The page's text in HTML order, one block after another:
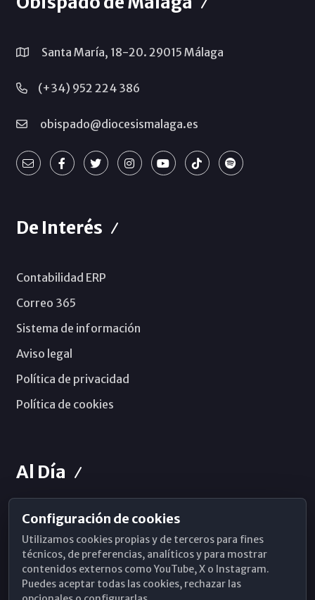
Santa María, 18-20. 29015 Málaga
(+34) 952 224 386
obispado@diocesismalaga.es
De Interés
Contabilidad ERP
Correo 365
Sistema de información
Aviso legal
Política de privacidad
Política de cookies
Al Día
Horarios de Misa
Hemeroteca
WhatsApp
Configuración de cookies
Utilizamos cookies propias y de terceros para fines
técnicos, de preferencias, analíticos y para mostrar
contenidos externos como YouTube, X o Instagram.
Puedes aceptar todas las cookies, rechazar las